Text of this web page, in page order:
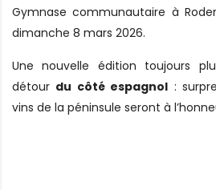
Gymnase communautaire à
dimanche 8 mars 2026.
Une nouvelle édition toujours
détour du côté espagnol :
vins de la péninsule seront à